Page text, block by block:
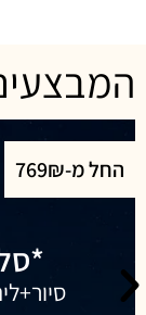
החל מ-769₪